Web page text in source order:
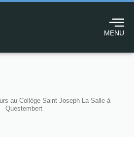
MENU
au Collège Saint Joseph La Salle à
Questembert